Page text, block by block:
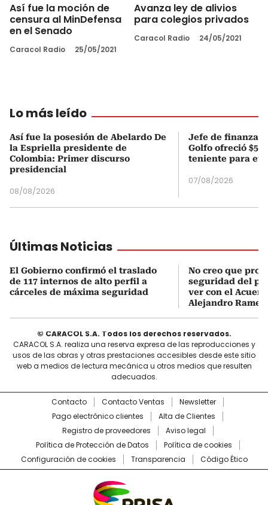
Así fue la moción de
censura al MinDefensa
en el Senado
Caracol Radio 25/05/2021
Avanza ley de alivios
para colegios privados
Caracol Radio 24/05/2021
Lo más leído
Así fue la posesión de Abelardo De
la Espriella presidente de
Colombia: Primer discurso
presidencial
08/08/2026
Jefe de finanzas
Golfo ofreció
teniente para
07/08/2026
Últimas Noticias
El Gobierno confirmó el traslado
de 117 internos de alto perfil a
cárceles de máxima seguridad
No creo que
seguridad del
ver con el
Alejandro
© CARACOL S.A. Todos los derechos reservados.
CARACOL S.A. realiza una reserva expresa de las reproducciones y
usos de las obras y otras prestaciones accesibles desde este sitio
web a medios de lectura mecánica u otros medios que resulten
adecuados.
Contacto Contacto Ventas
Newsletter
Pago electrónico clientes
Alta de Clientes
Registro de proveedores
Aviso legal
Política de Protección de Datos
Política de cookies
Configuración de cookies
Transparencia Código Ético